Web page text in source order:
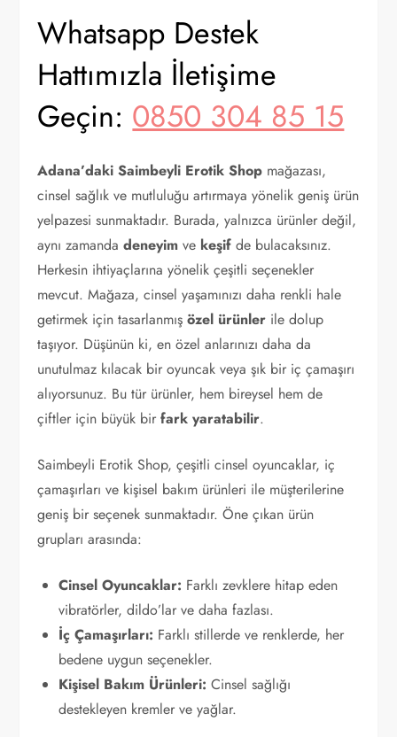
Whatsapp Destek
Hattımızla İletişime
Geçin:0850 304 85 15
Adana’daki Saimbeyli Erotik Shop mağazası,
cinsel sağlık ve mutluluğu artırmaya yönelik geniş ürün
yelpazesi sunmaktadır. Burada, yalnızca ürünler değil,
aynı zamandadeneyim ve keşif de bulacaksınız.
Herkesin ihtiyaçlarına yönelik çeşitli seçenekler
mevcut. Mağaza, cinsel yaşamınızı daha renkli hale
getirmek için tasarlanmışözel ürünler ile dolup
taşıyor. Düşünün ki, en özel anlarınızı daha da
unutulmaz kılacak bir oyuncak veya şık bir iç çamaşırı
alıyorsunuz. Bu tür ürünler, hem bireysel hem de
çiftler için büyük birfark yaratabilir.
Saimbeyli Erotik Shop, çeşitli cinsel oyuncaklar, iç
çamaşırları ve kişisel bakım ürünleri ile müşterilerine
geniş bir seçenek sunmaktadır. Öne çıkan ürün
grupları arasında:
Cinsel Oyuncaklar: Farklı zevklere hitap eden
vibratörler, dildo’lar ve daha fazlası.
İç Çamaşırları: Farklı stillerde ve renklerde, her
bedene uygun seçenekler.
Kişisel Bakım Ürünleri: Cinsel sağlığı
destekleyen kremler ve yağlar.